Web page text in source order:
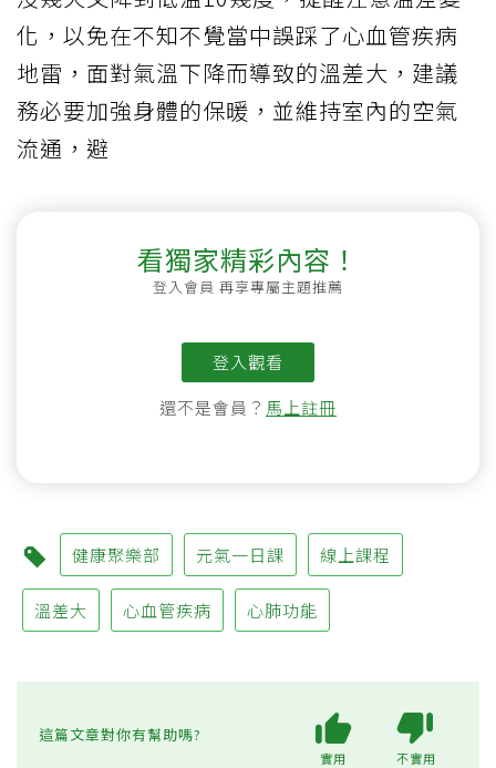
化，以免在不知不覺當中誤踩了心血管疾病
地雷，面對氣溫下降而導致的溫差大，建議
務必要加強身體的保暖，並維持室內的空氣
流通，避
看獨家精彩內容！
登入會員 再享專屬主題推薦
登入觀看
還不是會員？ 馬上註冊
健康聚樂部 元氣一日課 線上課程
溫差大 心血管疾病 心肺功能
這篇文章對你有幫助嗎?
實用 不實用